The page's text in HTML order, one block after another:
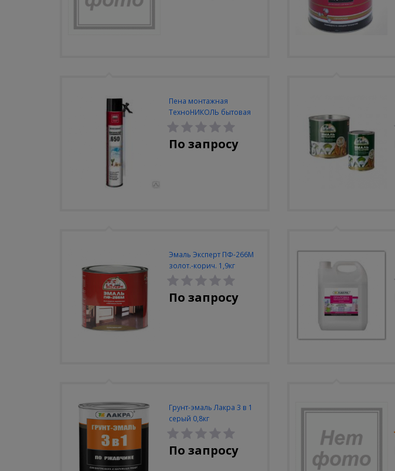
Пена монтажная
ТехноНИКОЛЬ бытовая
всесезон №650, 600мл
По запросу
Эмаль Эксперт ПФ-266М
золот.-корич. 1,9кг
По запросу
Грунт-эмаль Лакра 3 в 1
серый 0,8кг
По запросу